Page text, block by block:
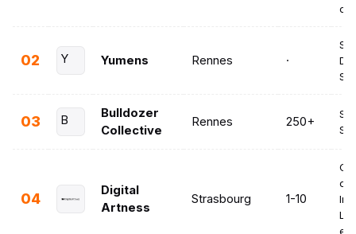
02 Y Yumens Rennes ·
03 B
Bulldozer
Collective
Rennes 250+
04
Digital
Artness
Strasbourg 1-10
et